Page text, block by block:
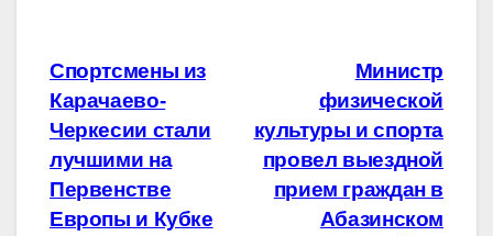
Навигация
по
записям
Министр
физической
культуры и спорта
провел выездной
прием граждан в
Абазинском
Спортсмены из
Карачаево-
Черкесии стали
лучшими на
Первенстве
Европы и Кубке